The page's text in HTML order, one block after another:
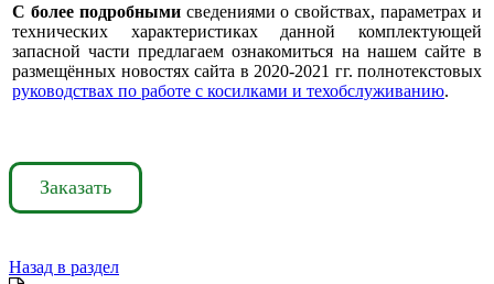
С более подробнымисведениями о свойствах, параметрах и
технических характеристиках данной комплектующей
запасной части предлагаем ознакомиться на нашем сайте в
размещённых новостях сайта в 2020-2021 гг. полнотекстовых
руководствах по работе с косилками и техобслуживанию.
Заказать
Назад в раздел